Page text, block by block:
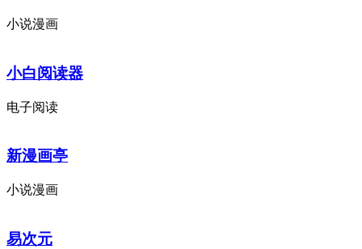
小说漫画
小白阅读器
电子阅读
新漫画亭
小说漫画
易次元